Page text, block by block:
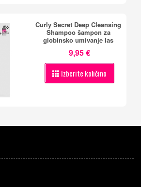
Curly Secret Deep Cleansing
Shampoo šampon za
globinsko umivanje las
9,95 €
Izberite količino